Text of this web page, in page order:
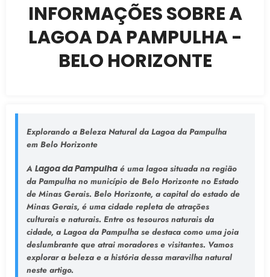
INFORMAÇÕES SOBRE A
LAGOA DA PAMPULHA -
BELO HORIZONTE
Explorando a Beleza Natural da Lagoa da Pampulha
em Belo Horizonte
A Lagoa da Pampulha é uma lagoa situada na região
da Pampulha no município de Belo Horizonte no Estado
de Minas Gerais. Belo Horizonte, a capital do estado de
Minas Gerais, é uma cidade repleta de atrações
culturais e naturais. Entre os tesouros naturais da
cidade, a Lagoa da Pampulha se destaca como uma joia
deslumbrante que atrai moradores e visitantes. Vamos
explorar a beleza e a história dessa maravilha natural
neste artigo.